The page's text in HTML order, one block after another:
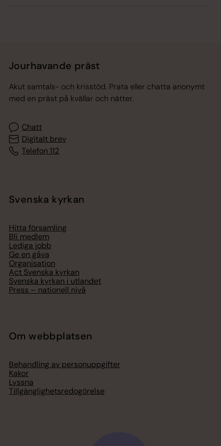
Jourhavande präst
Akut samtals- och krisstöd. Prata eller chatta anonymt
med en präst på kvällar och nätter.
Chatt
Digitalt brev
Telefon 112
Svenska kyrkan
Hitta församling
Bli medlem
Lediga jobb
Ge en gåva
Organisation
Act Svenska kyrkan
Svenska kyrkan i utlandet
Press – nationell nivå
Om webbplatsen
Behandling av personuppgifter
Kakor
Lyssna
Tillgänglighetsredogörelse